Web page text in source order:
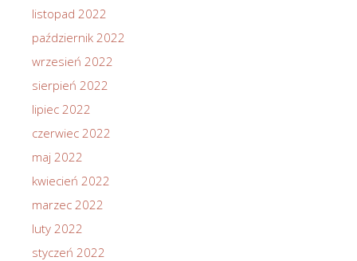
listopad 2022
październik 2022
wrzesień 2022
sierpień 2022
lipiec 2022
czerwiec 2022
maj 2022
kwiecień 2022
marzec 2022
luty 2022
styczeń 2022